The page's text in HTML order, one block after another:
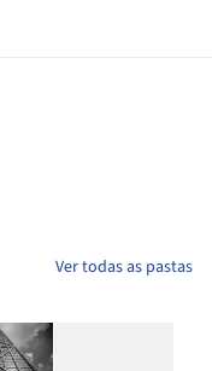
Ver todas as pastas